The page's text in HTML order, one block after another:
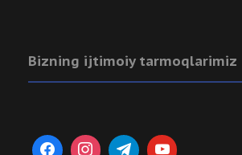
Bizning ijtimoiy tarmoqlarimiz